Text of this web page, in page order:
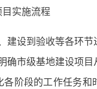
实施流程
建设到验收等各环
确市级基地建设项目
各阶段的工作任务和